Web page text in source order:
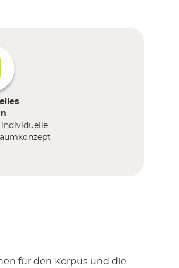
individuelle
für den Korpus und die